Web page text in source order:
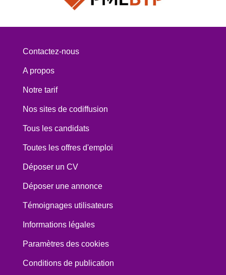
Contactez-nous
A propos
Notre tarif
Nos sites de codiffusion
Tous les candidats
Toutes les offres d'emploi
Déposer un CV
Déposer une annonce
Témoignages utilisateurs
Informations légales
Paramètres des cookies
Conditions de publication